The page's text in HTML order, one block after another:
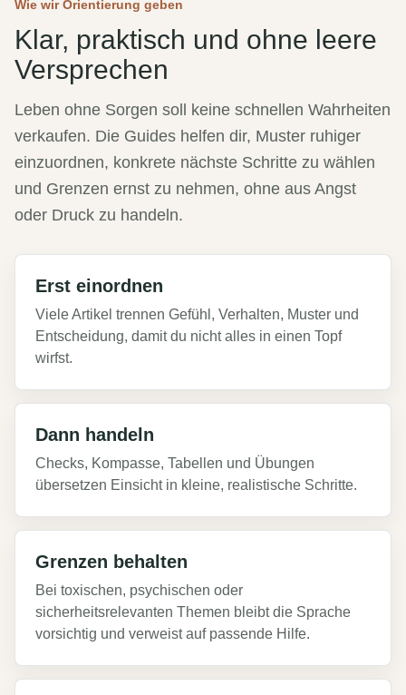
Wie wir Orientierung geben
Klar, praktisch und ohne leere
Versprechen
Leben ohne Sorgen soll keine schnellen Wahrheiten
verkaufen. Die Guides helfen dir, Muster ruhiger
einzuordnen, konkrete nächste Schritte zu wählen
und Grenzen ernst zu nehmen, ohne aus Angst
oder Druck zu handeln.
Erst einordnen
Viele Artikel trennen Gefühl, Verhalten, Muster und
Entscheidung, damit du nicht alles in einen Topf
wirfst.
Dann handeln
Checks, Kompasse, Tabellen und Übungen
übersetzen Einsicht in kleine, realistische Schritte.
Grenzen behalten
Bei toxischen, psychischen oder
sicherheitsrelevanten Themen bleibt die Sprache
vorsichtig und verweist auf passende Hilfe.